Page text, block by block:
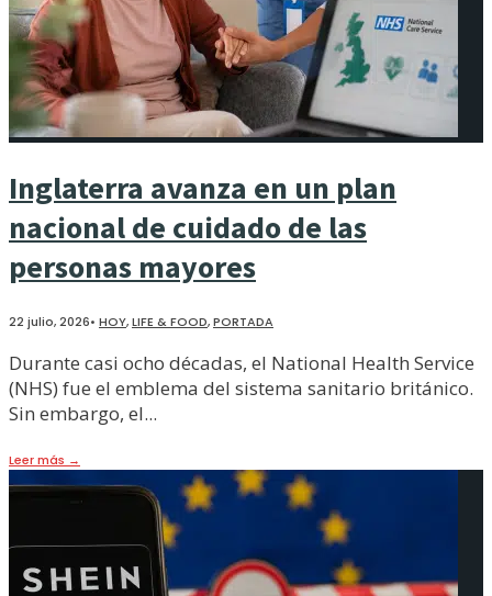
Inglaterra avanza en un plan
nacional de cuidado de las
personas mayores
22 julio, 2026• HOY,LIFE & FOOD,PORTADA
Durante casi ocho décadas, el National Health Service
(NHS) fue el emblema del sistema sanitario británico.
Sin embargo, el...
Leer más →